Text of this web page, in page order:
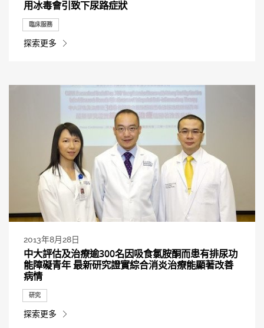
用冰毒會引致下尿路症狀
臨床服務
探索更多
2013年8月28日
中大評估及治療逾300名因吸食氯胺酮而患有排尿功
能障礙青年 最新研究證實綜合消炎治療能顯著改善
病情
研究
探索更多